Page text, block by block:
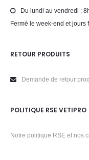
Du lundi au vendredi :
Fermé le week-end et jours
RETOUR PRODUITS
Demande de retour
POLITIQUE RSE VETIPRO
Notre politique RSE et nos